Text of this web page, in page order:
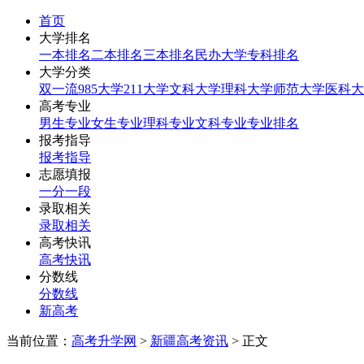
首页
大学排名
一本排名 二本排名三本排名 民办大学专科排名
大学分类
双一流985大学211大学文科大学理科大学师范大学医科
高考专业
男生专业女生专业理科专业文科专业专业排名
报考指导
报考指导
志愿填报
一分一段
录取相关
录取相关
高考快讯
高考快讯
分数线
分数线
新高考
当前位置： 高考升学网 > 新疆高考资讯 > 正文